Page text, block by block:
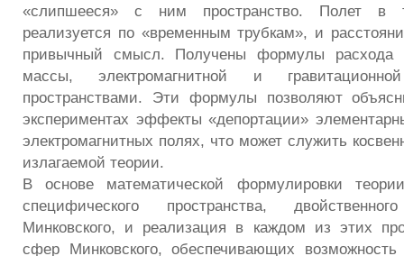
«слипшееся» с ним пространство. Полет в
реализуется по «временным трубкам», и
привычный смысл. Получены формулы расхода
массы, электромагнитной и
пространствами. Эти формулы позволяют
экспериментах эффекты «депортации»
электромагнитных полях, что может служить
излагаемой теории.
В основе математической формулировки
специфического пространства,
Минковского, и реализация в каждом из этих
сфер Минковского, обеспечивающих возможность